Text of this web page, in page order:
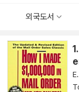
외국도서